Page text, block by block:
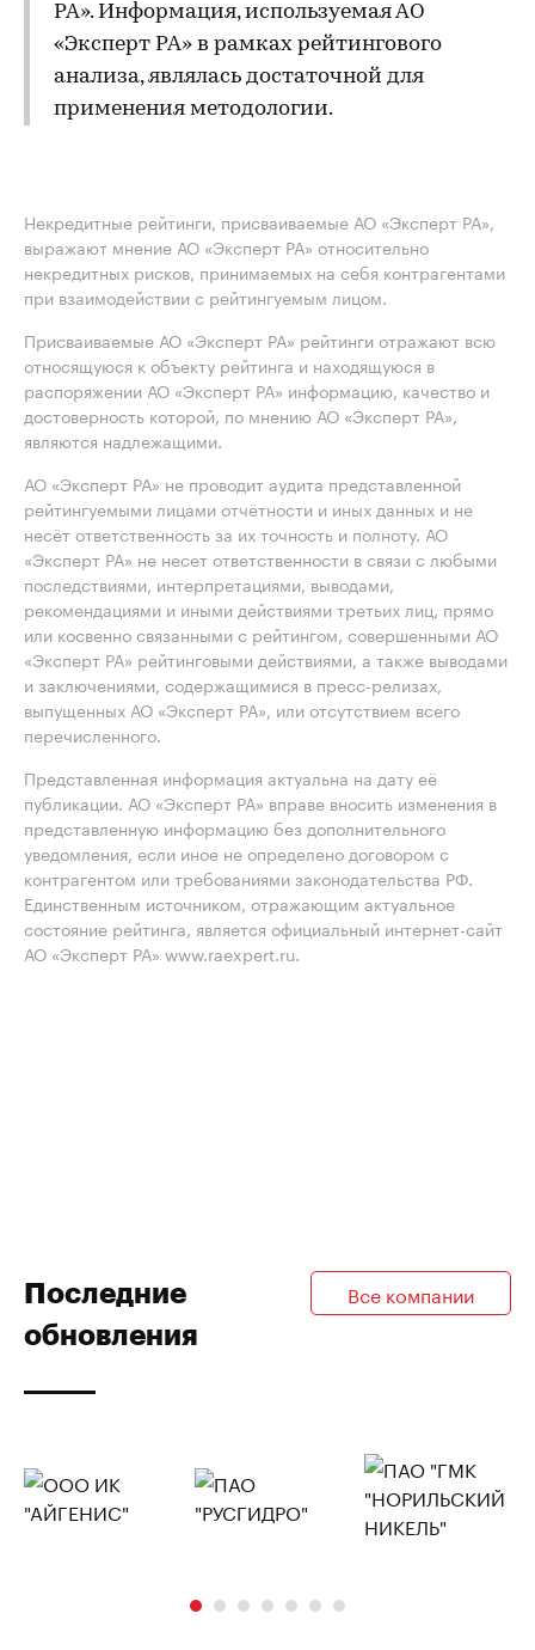
РА». Информация, используемая АО
«Эксперт РА» в рамках рейтингового
анализа, являлась достаточной для
применения методологии.
Некредитные рейтинги, присваиваемые АО «Эксперт РА»,
выражают мнение АО «Эксперт РА» относительно
некредитных рисков, принимаемых на себя контрагентами
при взаимодействии с рейтингуемым лицом.
Присваиваемые АО «Эксперт РА» рейтинги отражают всю
относящуюся к объекту рейтинга и находящуюся в
распоряжении АО «Эксперт РА» информацию, качество и
достоверность которой, по мнению АО «Эксперт РА»,
являются надлежащими.
АО «Эксперт РА» не проводит аудита представленной
рейтингуемыми лицами отчётности и иных данных и не
несёт ответственность за их точность и полноту. АО
«Эксперт РА» не несет ответственности в связи с любыми
последствиями, интерпретациями, выводами,
рекомендациями и иными действиями третьих лиц, прямо
или косвенно связанными с рейтингом, совершенными АО
«Эксперт РА» рейтинговыми действиями, а также выводами
и заключениями, содержащимися в пресс-релизах,
выпущенных АО «Эксперт РА», или отсутствием всего
перечисленного.
Представленная информация актуальна на дату её
публикации. АО «Эксперт РА» вправе вносить изменения в
представленную информацию без дополнительного
уведомления, если иное не определено договором с
контрагентом или требованиями законодательства РФ.
Единственным источником, отражающим актуальное
состояние рейтинга, является официальный интернет-сайт
АО «Эксперт РА» www.raexpert.ru.
Последние
обновления
Все компании